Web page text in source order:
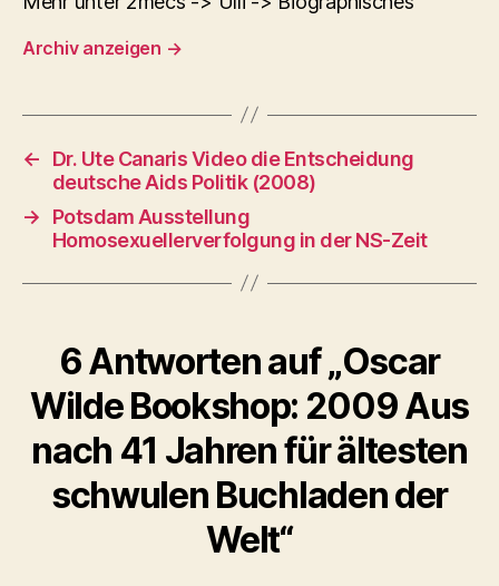
Archiv anzeigen →
←
Dr. Ute Canaris Video die Entscheidung
deutsche Aids Politik (2008)
→
Potsdam Ausstellung
Homosexuellerverfolgung in der NS-Zeit
6 Antworten auf „Oscar
Wilde Bookshop: 2009 Aus
nach 41 Jahren für ältesten
schwulen Buchladen der
Welt“